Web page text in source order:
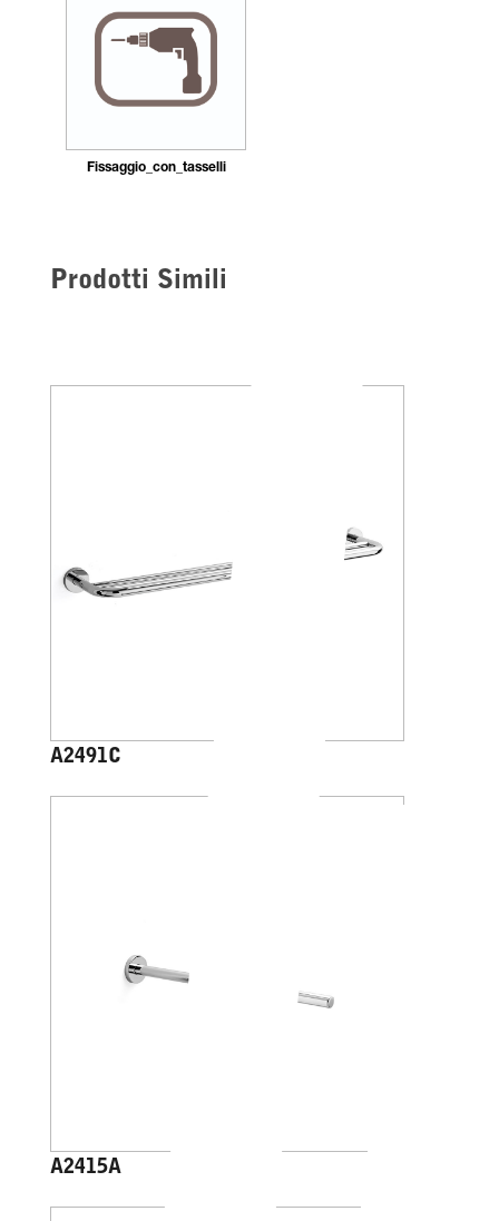
Fissaggio_con_tasselli
Prodotti Simili
A2491C
A2415A